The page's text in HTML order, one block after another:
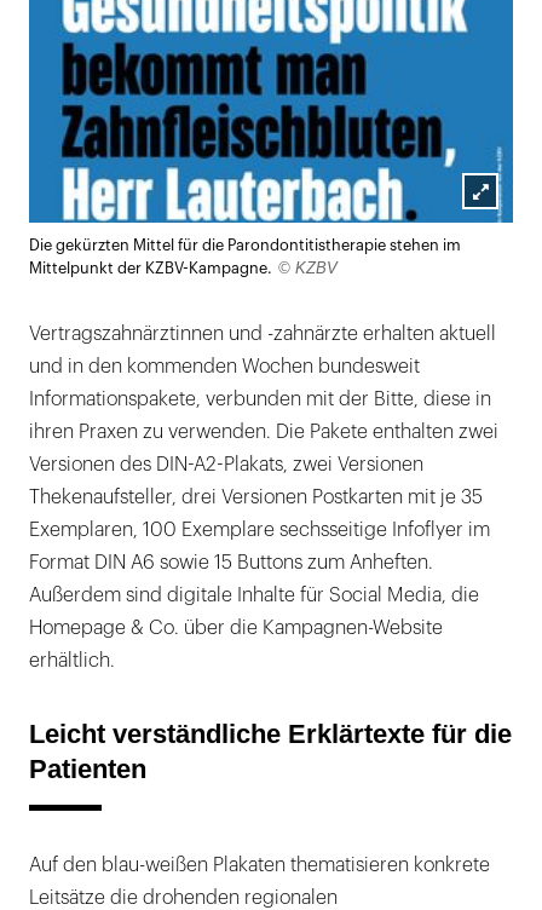
Die gekürzten Mittel für die Parondontitistherapie stehen im
Mittelpunkt der KZBV-Kampagne. © KZBV
Vertragszahnärztinnen und -zahnärzte erhalten aktuell
und in den kommenden Wochen bundesweit
Informationspakete, verbunden mit der Bitte, diese in
ihren Praxen zu verwenden. Die Pakete enthalten zwei
Versionen des DIN-A2-Plakats, zwei Versionen
Thekenaufsteller, drei Versionen Postkarten mit je 35
Exemplaren, 100 Exemplare sechsseitige Infoflyer im
Format DIN A6 sowie 15 Buttons zum Anheften.
Außerdem sind digitale Inhalte für Social Media, die
Homepage & Co. über die Kampagnen-Website
erhältlich.
Leicht verständliche Erklärtexte für die
Patienten
Auf den blau-weißen Plakaten thematisieren konkrete
Leitsätze die drohenden regionalen